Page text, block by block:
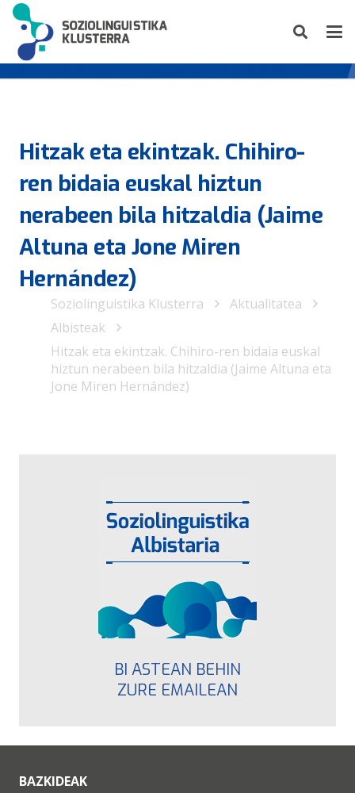
Hitzak eta ekintzak. Chihiro-
ren bidaia euskal hiztun
nerabeen bila hitzaldia (Jaime
Altuna eta Jone Miren
Hernández)
Soziolinguistika Klusterra
Aktualitatea
Albisteak
Hitzak eta ekintzak. Chihiro-ren bidaia euskal
hiztun nerabeen bila hitzaldia (Jaime Altuna eta
Jone Miren Hernández)
BI ASTEAN BEHIN
ZURE EMAILEAN
BAZKIDEAK